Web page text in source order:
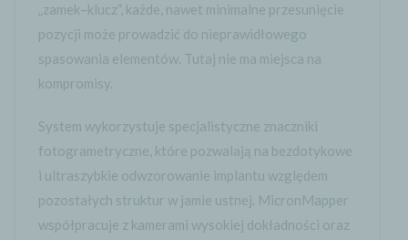
„zamek–klucz”, każde, nawet minimalne przesunięcie
pozycji może prowadzić do nieprawidłowego
spasowania elementów. Tutaj nie ma miejsca na
kompromisy.
System wykorzystuje specjalistyczne znaczniki
fotogrametryczne, które pozwalają na bezdotykowe
i ultraszybkie odwzorowanie implantu względem
pozostałych struktur w jamie ustnej. MicronMapper
współpracuje z kamerami wysokiej dokładności oraz